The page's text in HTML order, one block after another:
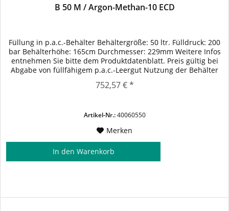
B 50 M / Argon-Methan-10 ECD
Füllung in p.a.c.-Behälter Behältergröße: 50 ltr. Fülldruck: 200
bar Behälterhöhe: 165cm Durchmesser: 229mm Weitere Infos
entnehmen Sie bitte dem Produktdatenblatt. Preis gültig bei
Abgabe von füllfähigem p.a.c.-Leergut Nutzung der Behälter
gem. vereinbarten Konditionen.
752,57 € *
Artikel-Nr.:40060550
Merken
In den Warenkorb